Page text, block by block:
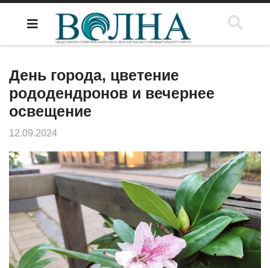
День города, цветение
рододендронов и вечернее
освещение
12.09.2024